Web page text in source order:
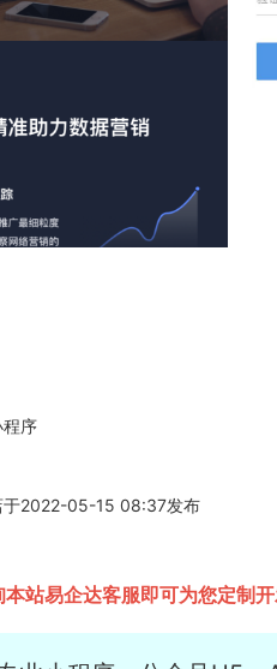
程序
于2022-05-15 08:37发布
站易企达客服即可为您定制开